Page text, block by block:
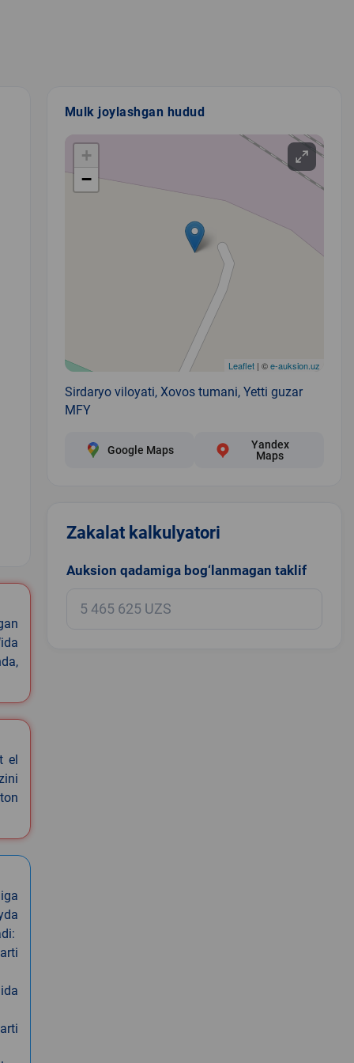
el
Mulk joylashgan hudud
+
−
Leaflet| ©e-auksion.uz
Sirdaryo viloyati, Xovos tumani, Yetti guzar
MFY
Google Maps
Yandex
Maps
Zakalat kalkulyatori
Auksion qadamiga bog‘lanmagan taklif